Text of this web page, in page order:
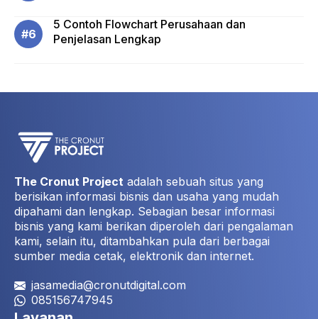
5 Contoh Flowchart Perusahaan dan
Penjelasan Lengkap
The Cronut Project adalah sebuah situs yang
berisikan informasi bisnis dan usaha yang mudah
dipahami dan lengkap. Sebagian besar informasi
bisnis yang kami berikan diperoleh dari pengalaman
kami, selain itu, ditambahkan pula dari berbagai
sumber media cetak, elektronik dan internet.
jasamedia@cronutdigital.com
085156747945